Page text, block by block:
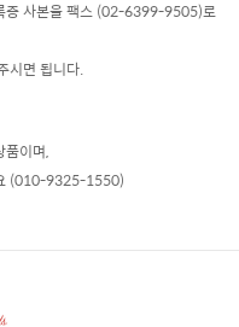
증 사본을 팩스 (02-6399-9505)로
시면 됩니다.
품이며,
(010-9325-1550)